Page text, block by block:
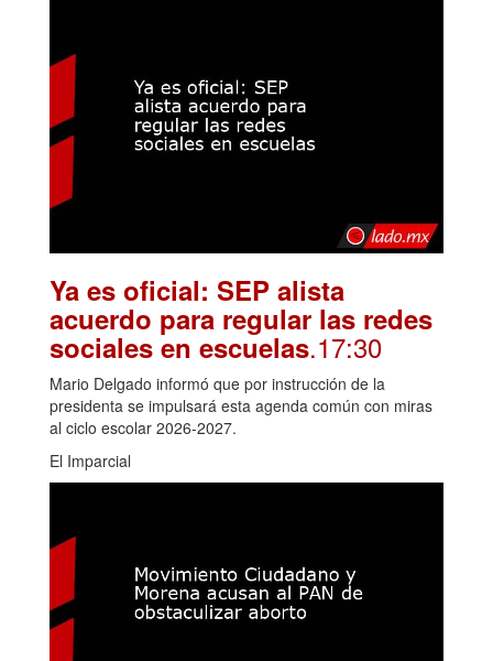
Ya es oficial: SEP alista
acuerdo para regular las redes
sociales en escuelas.17:30
Mario Delgado informó que por instrucción de la
presidenta se impulsará esta agenda común con miras
al ciclo escolar 2026-2027.
El Imparcial